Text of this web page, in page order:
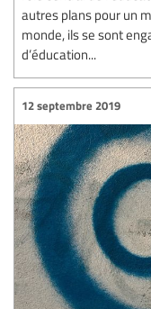
autres plans pour un
monde, ils se sont
d’éducation...
12 septembre 2019